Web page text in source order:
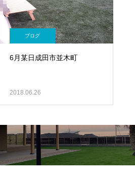
ブログ
6月某日成田市並木町
2018.06.26